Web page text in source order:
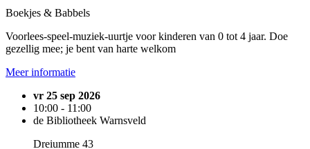
Boekjes & Babbels
Voorlees-speel-muziek-uurtje voor kinderen van 0 tot 4 jaar. Doe
gezellig mee; je bent van harte welkom
Meer informatie
vr 25 sep 2026
10:00 - 11:00
de Bibliotheek Warnsveld
Dreiumme 43